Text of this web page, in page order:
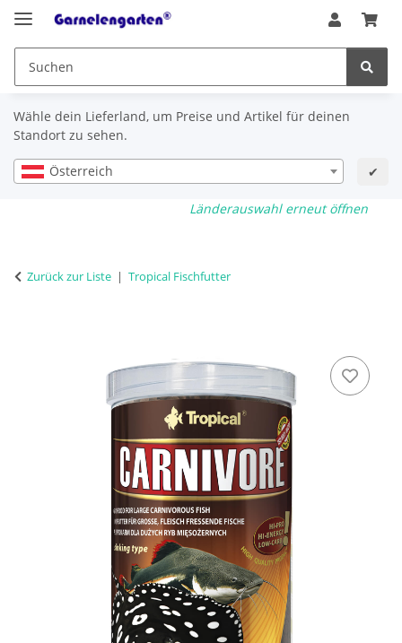
Wähle dein Lieferland, um Preise und Artikel für deinen
Standort zu sehen.
Österreich ✔
Länderauswahl erneut öffnen
Zurück zur Liste Tropical Fischfutter